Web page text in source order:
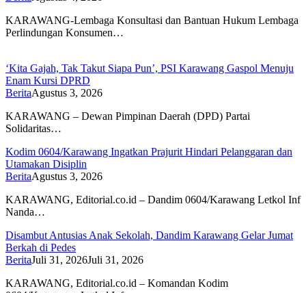
KARAWANG-Lembaga Konsultasi dan Bantuan Hukum Lembaga
Perlindungan Konsumen…
‘Kita Gajah, Tak Takut Siapa Pun’, PSI Karawang Gaspol Menuju
Enam Kursi DPRD
BeritaAgustus 3, 2026
KARAWANG – Dewan Pimpinan Daerah (DPD) Partai
Solidaritas…
Kodim 0604/Karawang Ingatkan Prajurit Hindari Pelanggaran dan
Utamakan Disiplin
BeritaAgustus 3, 2026
KARAWANG, Editorial.co.id – Dandim 0604/Karawang Letkol Inf
Nanda…
Disambut Antusias Anak Sekolah, Dandim Karawang Gelar Jumat
Berkah di Pedes
BeritaJuli 31, 2026Juli 31, 2026
KARAWANG, Editorial.co.id – Komandan Kodim